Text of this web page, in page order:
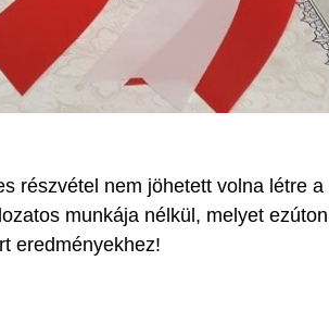
részvétel nem jöhetett volna létre a
munkája nélkül, melyet
eredményekhez!